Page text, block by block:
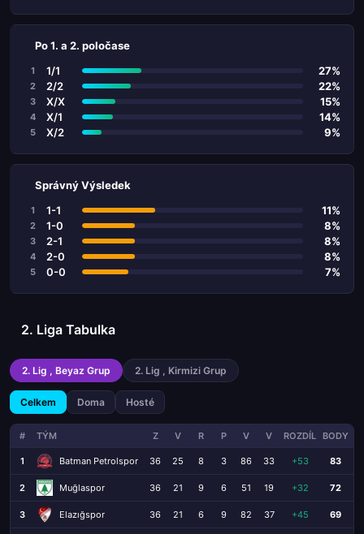
Po 1. a 2. poločase
1 1/1 27%
2 2/2 22%
3 X/X 15%
4 X/1 14%
5 X/2 9%
Správný Výsledek
1 1-1 11%
2 1-0 8%
3 2-1 8%
4 2-0 8%
5 0-0 7%
2. Liga Tabulka
2. Lig , Beyaz Grup 2. Lig , Kirmizi Grup
Celkem Doma Hosté
# TÝM Z V R P V V ROZDÍL BODY
1 Batman Petrolspor 36 25 8 3 86 33 +53 83
2 Muğlaspor 36 21 9 6 51 19 +32 72
3 Elazığspor 36 21 6 9 82 37 +45 69